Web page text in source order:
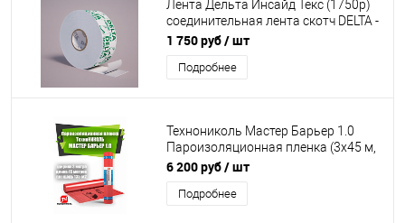
Лента Дельта Инсайд Текс (1750р)
соединительная лента скотч DELTA -
INSIDE TEXX 60 мм (40 м рулон)
(аналог инсайдбанд) производство
Россия
1 750 руб/ шт
Подробнее
Технониколь Мастер Барьер 1.0
Пароизоляционная пленка (3x45 м,
135 м2) пароизоляция (6200р)
6 200 руб/ шт
Подробнее